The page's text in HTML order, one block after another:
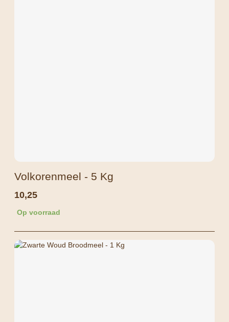
Volkorenmeel - 5 Kg
10,25
Op voorraad